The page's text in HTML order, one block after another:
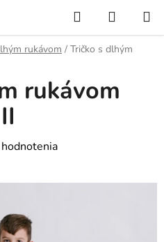
Hľadať
KOŠÍK
rukávom / Tričko s dlhým
rukávom